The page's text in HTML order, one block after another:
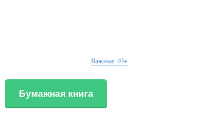
Важные 40+
Бумажная книга